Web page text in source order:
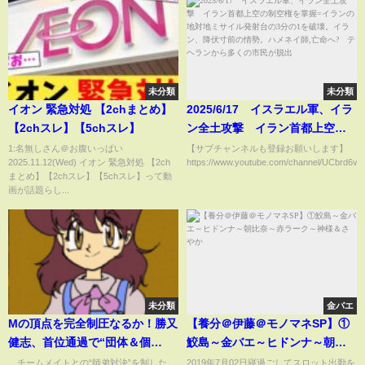
未分類
イオン 緊急対処 【2chまとめ】
【2chスレ】【5chスレ】
1:名無しさん＠お腹いっぱい
2025.11.12(Wed) イオン 緊急対処 【2ch
まとめ】【2chスレ】【5chスレ】って動
画が話題らし...
未分類
2025/6/17 イスラエル軍、イラ
ン全土攻撃 イラン首都上空の
制空権を掌握=イランの地対地ミ
サイル発射台の3分の1を破壊。
くの市民が脱出
【サブチャンネルも登録お願いします】
https://www.youtube.com/channel/
未分類
Mの頂点を完全制圧なるか！勝又
健志、首位通過で“団体＆個
人”二冠に王手 2位通過は岡田紗
チームメイトとの“師弟対決”を制した。
金バエ
【養分＠伊藤＠モノマネSP】①
鮫島～金バエ～ヒドンナ～朝比
奈～赤ラーク～神様＆さやか
2019年7月02日寝過ごしてスロット出勤を